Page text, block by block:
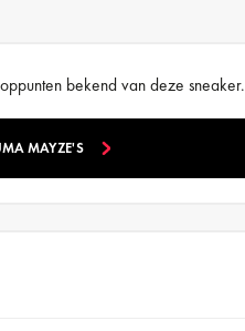
bekend van deze sneaker.
MAYZE'S